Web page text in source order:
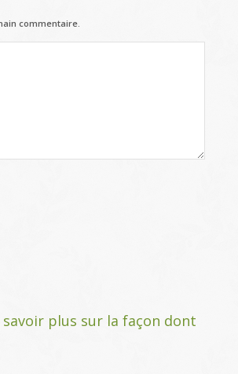
commentaire.
savoir plus sur la façon dont